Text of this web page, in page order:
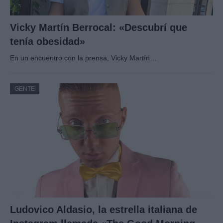
Vicky Martín Berrocal: «Descubrí que
tenía obesidad»
En un encuentro con la prensa, Vicky Martín…
GENTE
Ludovico Aldasio, la estrella italiana de